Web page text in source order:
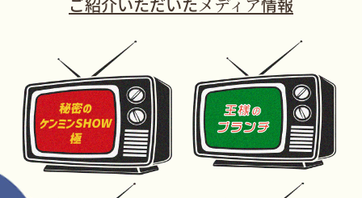
ご紹介いただいたメディア情報